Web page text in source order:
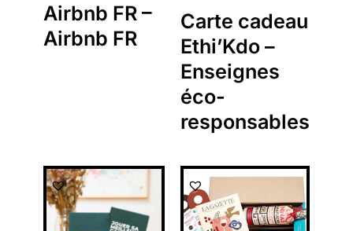
Airbnb FR –
Airbnb FR
Carte cadeau
Ethi’Kdo –
Enseignes
éco-
responsables